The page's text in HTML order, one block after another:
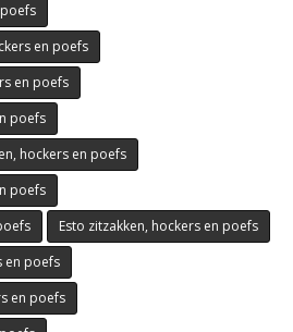
en poefs
en poefs
poefs
hockers en poefs
poefs
Esto zitzakken, hockers en poefs
en poefs
en poefs